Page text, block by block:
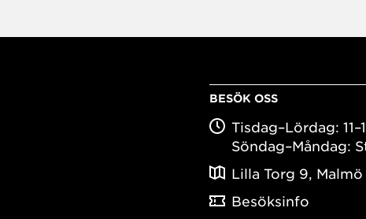
BESÖK OSS
Tisdag–Lördag:
Söndag–Måndag:
Lilla Torg 9, Malmö
Besöksinfo